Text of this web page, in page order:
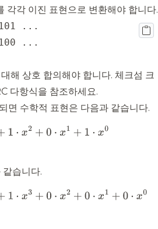
각각 이진 표현으로 변환해야 합니다.
...
해 상호 합의해야 합니다. 체크섬 크
다항식을 참조하세요.
면 수학적 표현은 다음과 같습니다.
습니다.